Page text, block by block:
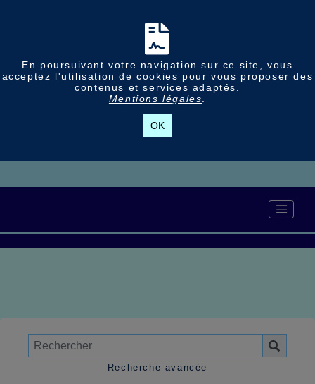
En poursuivant votre navigation sur ce site, vous
acceptez l'utilisation de cookies pour vous proposer des
contenus et services adaptés.
Mentions légales
OK
Recherche avancée